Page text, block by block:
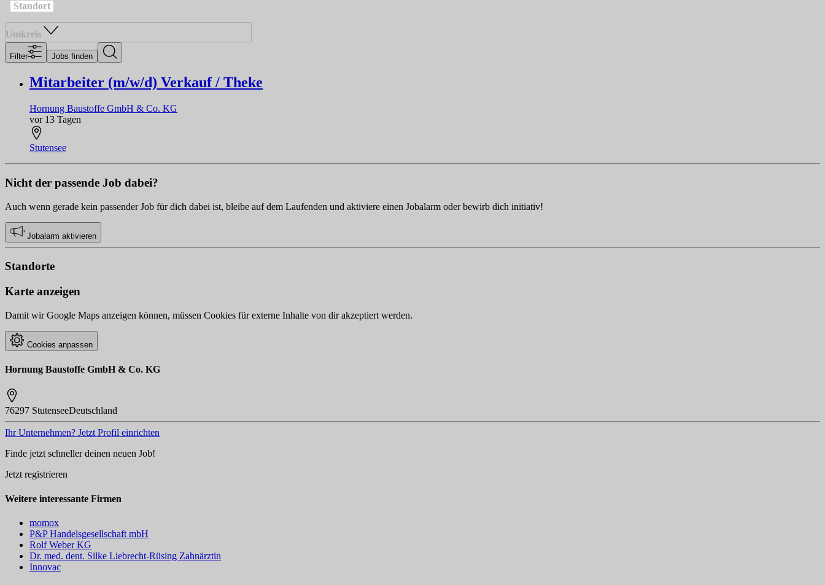
Standort
Umkreis
Filter Jobs finden
Mitarbeiter (m/w/d) Verkauf / Theke
Hornung Baustoffe GmbH & Co. KG
vor 13 Tagen
Stutensee
Nicht der passende Job dabei?
Auch wenn gerade kein passender Job für dich dabei ist, bleibe auf dem Laufenden und aktiviere einen Jobalarm oder bewirb dich initiativ!
Jobalarm aktivieren
Standorte
Karte anzeigen
Damit wir Google Maps anzeigen können, müssen Cookies für externe Inhalte von dir akzeptiert werden.
Cookies anpassen
Hornung Baustoffe GmbH & Co. KG
76297 StutenseeDeutschland
Ihr Unternehmen? Jetzt Profil einrichten
Finde jetzt schneller deinen neuen Job!
Jetzt registrieren
Weitere interessante Firmen
momox
P&P Handelsgesellschaft mbH
Rolf Weber KG
Dr. med. dent. Silke Liebrecht-Rüsing Zahnärztin
Innovac